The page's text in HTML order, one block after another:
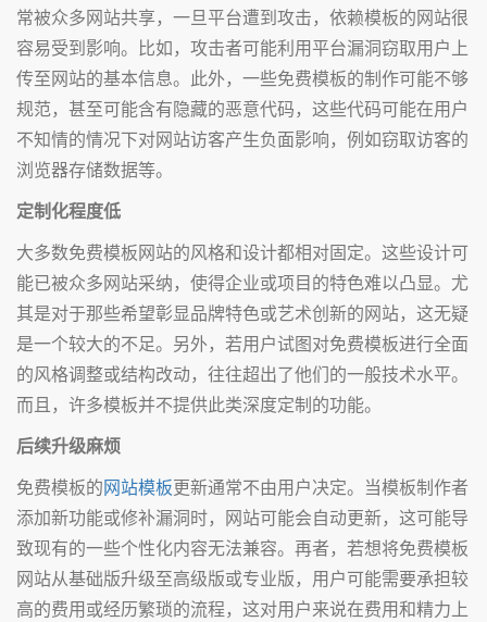
常被众多网站共享，一旦平台遭到攻击，依赖模板的网站很
容易受到影响。比如，攻击者可能利用平台漏洞窃取用户上
传至网站的基本信息。此外，一些免费模板的制作可能不够
规范，甚至可能含有隐藏的恶意代码，这些代码可能在用户
不知情的情况下对网站访客产生负面影响，例如窃取访客的
浏览器存储数据等。
定制化程度低
大多数免费模板网站的风格和设计都相对固定。这些设计可
能已被众多网站采纳，使得企业或项目的特色难以凸显。尤
其是对于那些希望彰显品牌特色或艺术创新的网站，这无疑
是一个较大的不足。另外，若用户试图对免费模板进行全面
的风格调整或结构改动，往往超出了他们的一般技术水平。
而且，许多模板并不提供此类深度定制的功能。
后续升级麻烦
免费模板的网站模板更新通常不由用户决定。当模板制作者
添加新功能或修补漏洞时，网站可能会自动更新，这可能导
致现有的一些个性化内容无法兼容。再者，若想将免费模板
网站从基础版升级至高级版或专业版，用户可能需要承担较
高的费用或经历繁琐的流程，这对用户来说在费用和精力上